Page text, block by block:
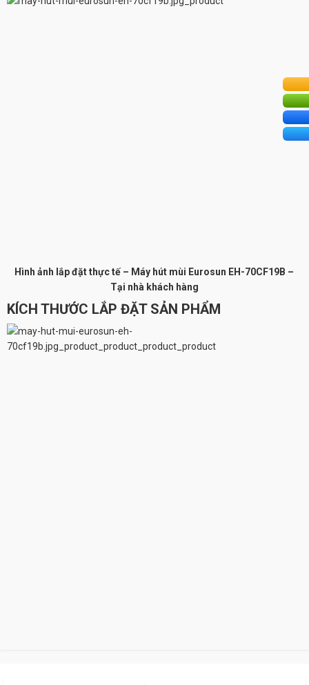
Hình ảnh lắp đặt thực tế – Máy hút mùi Eurosun EH-70CF19B –
Tại nhà khách hàng
KÍCH THƯỚC LẮP ĐẶT SẢN PHẨM